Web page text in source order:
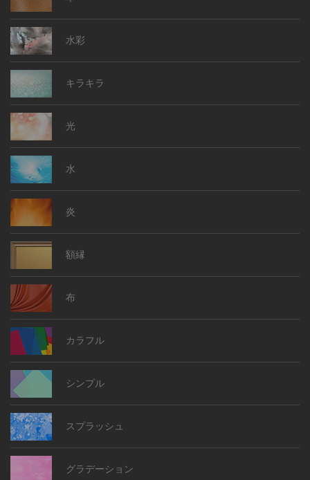
水彩
キラキラ
光
水
炎
額縁
布
カラフル
シンプル
スプラッシュ
グラデーション